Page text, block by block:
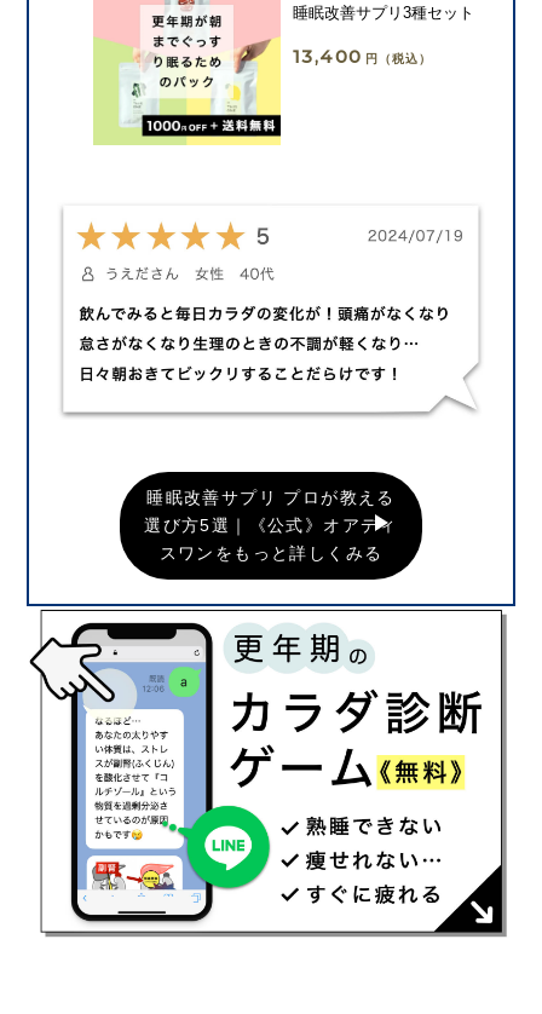
睡眠改善サプリ3種セット
13,400 円（税込）
睡眠改善サプリ プロが教える
選び方5選｜《公式》オアディ
スワンをもっと詳しくみる